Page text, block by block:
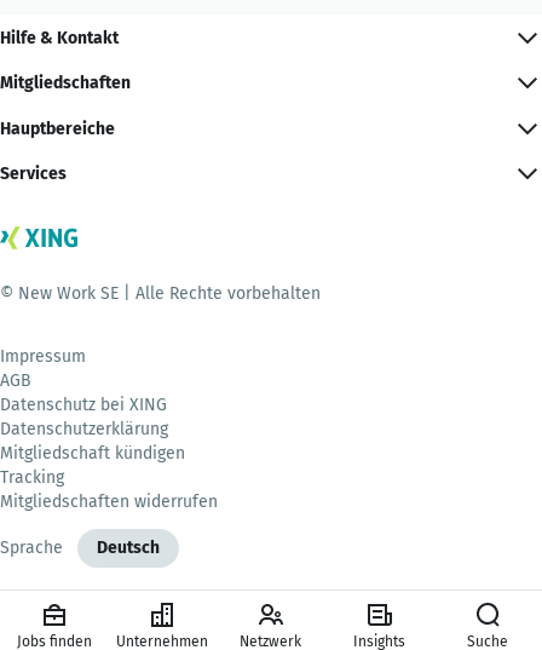
Hilfe & Kontakt
Mitgliedschaften
Hauptbereiche
Services
© New Work SE | Alle Rechte vorbehalten
Impressum
AGB
Datenschutz bei XING
Datenschutzerklärung
Mitgliedschaft kündigen
Tracking
Mitgliedschaften widerrufen
Sprache Deutsch
Jobs finden Unternehmen Netzwerk Insights Suche